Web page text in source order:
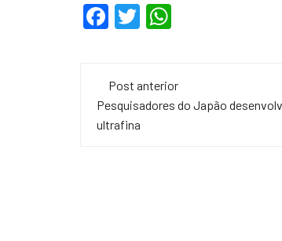
F
e
b
T
er s
A
Navegação
de
Post anterior
Pesquisadores do Japão
ultrafina